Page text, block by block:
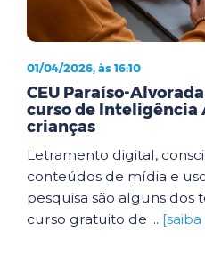
01/04/2026, às 16:10
CEU Paraíso-
curso de
crianças
Letramento digital,
conteúdos de mídia e
pesquisa são alguns dos
curso gratuito de ... [saiba